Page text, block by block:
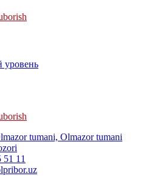
tumani, Olmazor tumani
51 11